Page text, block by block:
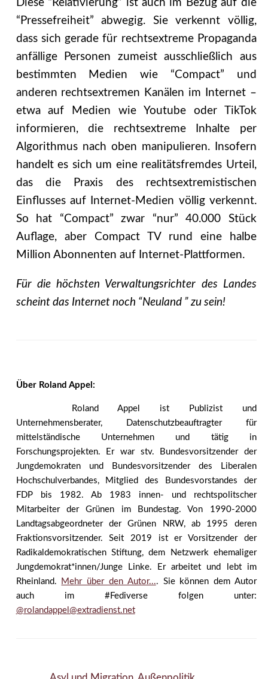
Diese “Relativierung” ist auch im Bezug auf die
“Pressefreiheit” abwegig. Sie verkennt völlig,
dass sich gerade für rechtsextreme Propaganda
anfällige Personen zumeist ausschließlich aus
bestimmten Medien wie “Compact” und
anderen rechtsextremen Kanälen im Internet –
etwa auf Medien wie Youtube oder TikTok
informieren, die rechtsextreme Inhalte per
Algorithmus nach oben manipulieren. Insofern
handelt es sich um eine realitätsfremdes Urteil,
das die Praxis des rechtsextremistischen
Einflusses auf Internet-Medien völlig verkennt.
So hat “Compact” zwar “nur” 40.000 Stück
Auflage, aber Compact TV rund eine halbe
Million Abonnenten auf Internet-Plattformen.
Für die höchsten Verwaltungsrichter des Landes
scheint das Internet noch “Neuland ” zu sein!
Über Roland Appel:
Roland Appel ist Publizist und
Unternehmensberater, Datenschutzbeauftragter für
mittelständische Unternehmen und tätig in
Forschungsprojekten. Er war stv. Bundesvorsitzender der
Jungdemokraten und Bundesvorsitzender des Liberalen
Hochschulverbandes, Mitglied des Bundesvorstandes der
FDP bis 1982. Ab 1983 innen- und rechtspolitscher
Mitarbeiter der Grünen im Bundestag. Von 1990-2000
Landtagsabgeordneter der Grünen NRW, ab 1995 deren
Fraktionsvorsitzender. Seit 2019 ist er Vorsitzender der
Radikaldemokratischen Stiftung, dem Netzwerk ehemaliger
Jungdemokrat*innen/Junge Linke. Er arbeitet und lebt im
Rheinland.
Mehr über den Autor.... Sie können dem Autor
auch im #Fediverse folgen unter:
@rolandappel@extradienst.net